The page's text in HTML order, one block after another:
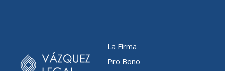
La Firma
Pro Bono